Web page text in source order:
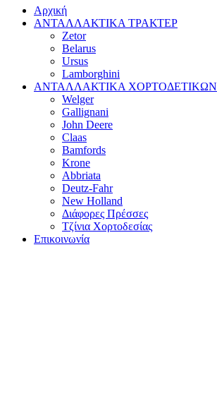
Αρχική
ΑΝΤΑΛΛΑΚΤΙΚΑ ΤΡΑΚΤΕΡ
Zetor
Belarus
Ursus
Lamborghini
ΑΝΤΑΛΛΑΚΤΙΚΑ ΧΟΡΤΟΔΕΤΙΚΩΝ
Welger
Gallignani
John Deere
Claas
Bamfords
Krone
Abbriata
Deutz-Fahr
New Holland
Διάφορες Πρέσσες
Τζίνια Χορτοδεσίας
Επικοινωνία